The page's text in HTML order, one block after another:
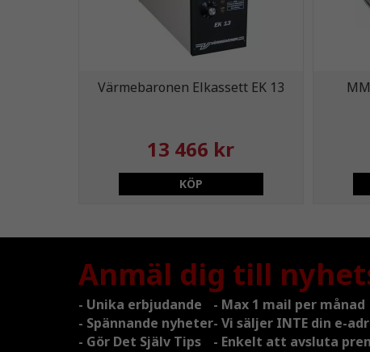
Värmebaronen Elkassett EK 13
13 466 kr
KÖP
Anmäl dig till
- Unika erbjudande
- Max 1 mail per månad
- Spännande nyheter- Vi säljer INTE din e-
- Gör Det Själv Tips
- Enkelt att avsluta